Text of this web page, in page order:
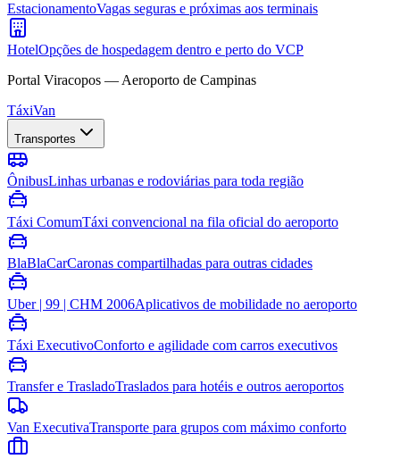
EstacionamentoVagas seguras e próximas aos terminais
HotelOpções de hospedagem dentro e perto do VCP
Portal Viracopos — Aeroporto de Campinas
TáxiVan
Transportes
ÔnibusLinhas urbanas e rodoviárias para toda região
Táxi ComumTáxi convencional na fila oficial do aeroporto
BlaBlaCarCaronas compartilhadas para outras cidades
Uber | 99 | CHM 2006Aplicativos de mobilidade no aeroporto
Táxi ExecutivoConforto e agilidade com carros executivos
Transfer e TrasladoTraslados para hotéis e outros aeroportos
Van ExecutivaTransporte para grupos com máximo conforto